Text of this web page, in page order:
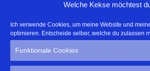
Welche Kekse möchtest
Ich verwende Cookies, um meine Website und
optimieren. Entscheide selber, welche du zulassen
Funktionale Cookies
Flyer für die Logopädiepraxis